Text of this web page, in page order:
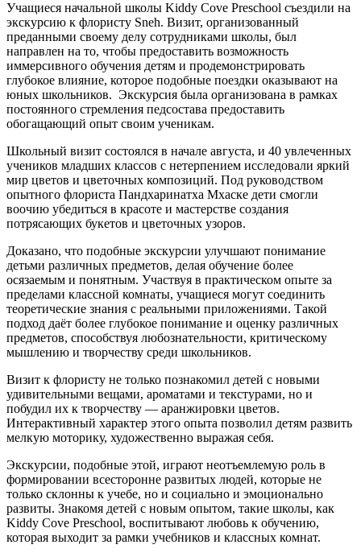
Учащиеся начальной школы Kiddy Cove Preschool съездили на
экскурсию к флористу Sneh. Визит, организованный
преданными своему делу сотрудниками школы, был
направлен на то, чтобы предоставить возможность
иммерсивного обучения детям и продемонстрировать
глубокое влияние, которое подобные поездки оказывают на
юных школьников. Экскурсия была организована в рамках
постоянного стремления педсостава предоставить
обогащающий опыт своим ученикам.
Школьный визит состоялся в начале августа, и 40 увлеченных
учеников младших классов с нетерпением исследовали яркий
мир цветов и цветочных композиций. Под руководством
опытного флориста Пандхаринатха Мхаске дети смогли
воочию убедиться в красоте и мастерстве создания
потрясающих букетов и цветочных узоров.
Доказано, что подобные экскурсии улучшают понимание
детьми различных предметов, делая обучение более
осязаемым и понятным. Участвуя в практическом опыте за
пределами классной комнаты, учащиеся могут соединить
теоретические знания с реальными приложениями. Такой
подход даёт более глубокое понимание и оценку различных
предметов, способствуя любознательности, критическому
мышлению и творчеству среди школьников.
Визит к флористу не только познакомил детей с новыми
удивительными вещами, ароматами и текстурами, но и
побудил их к творчеству — аранжировки цветов.
Интерактивный характер этого опыта позволил детям развить
мелкую моторику, художественно выражая себя.
Экскурсии, подобные этой, играют неотъемлемую роль в
формировании всесторонне развитых людей, которые не
только склонны к учебе, но и социально и эмоционально
развиты. Знакомя детей с новым опытом, такие школы, как
Kiddy Cove Preschool, воспитывают любовь к обучению,
которая выходит за рамки учебников и классных комнат.